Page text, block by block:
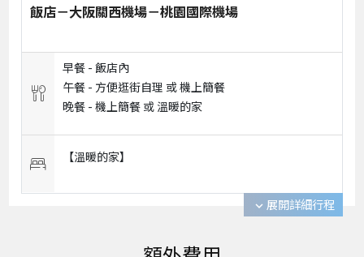
飯店－大阪關西機場－桃園國際機場
早餐 -飯店內
午餐 - 方便逛街自理 或 機上簡餐
晚餐 -機上簡餐 或 溫暖的家
【溫暖的家】
expand_more 展開詳細行程